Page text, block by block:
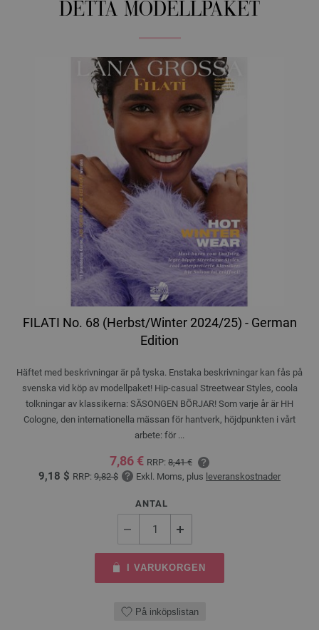
DETTA MODELLPAKET
FILATI No. 68 (Herbst/Winter 2024/25) - German
Edition
Häftet med beskrivningar är på tyska. Enstaka beskrivningar kan fås på
svenska vid köp av modellpaket! Hip-casual Streetwear Styles, coola
tolkningar av klassikerna: SÄSONGEN BÖRJAR! Som varje år är HH
Cologne, den internationella mässan för hantverk, höjdpunkten i vårt
arbete: för ...
7,86 € RRP: 8,41 €
9,18 $ RRP: 9,82 $ Exkl. Moms, plus leveranskostnader
ANTAL
I VARUKORGEN
På inköpslistan